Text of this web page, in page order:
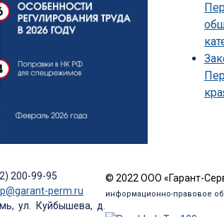
200-99-95
perm.ru
ул. Куйбышева, д.
© 2022 ООО «Гарант-
информационно-правовое